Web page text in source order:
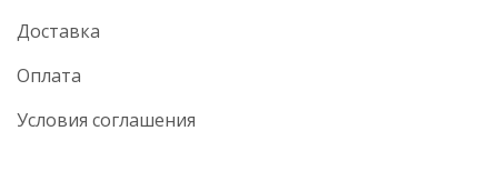
Доставка
Оплата
Условия соглашения